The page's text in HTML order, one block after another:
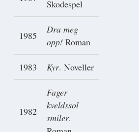
Skodespel
1985
Dra meg
opp! Roman
1983 Kyr. Noveller
1982
Fager
kveldssol
smiler.